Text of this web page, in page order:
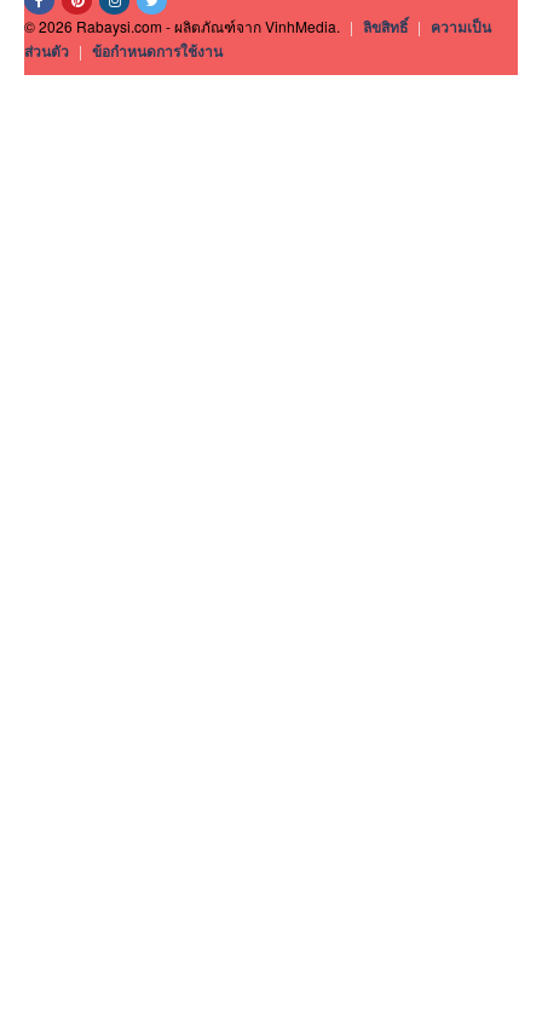
© 2026 Rabaysi.com - ผลิตภัณฑ์จาก VinhMedia. | ลิขสิทธิ์ | ความเป็น
ส่วนตัว | ข้อกำหนดการใช้งาน